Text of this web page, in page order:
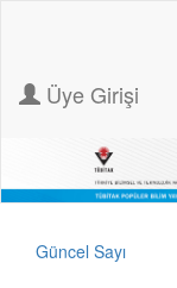
Üye Girişi
Güncel Sayı